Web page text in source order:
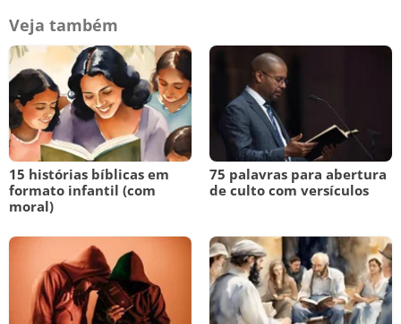
Veja também
15 histórias bíblicas em
formato infantil (com
moral)
75 palavras para abertura
de culto com versículos